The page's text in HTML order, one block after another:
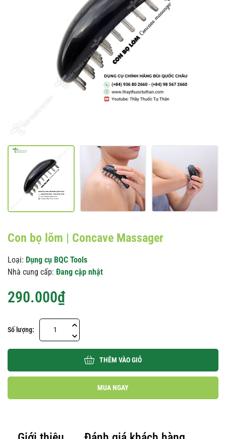
Con bọ lõm | Concave Massager
Loại: Dụng cụ BQC Tools
Nhà cung cấp: Đang cập nhật
290.000₫
Số lượng:
THÊM VÀO GIỎ
MUA NGAY